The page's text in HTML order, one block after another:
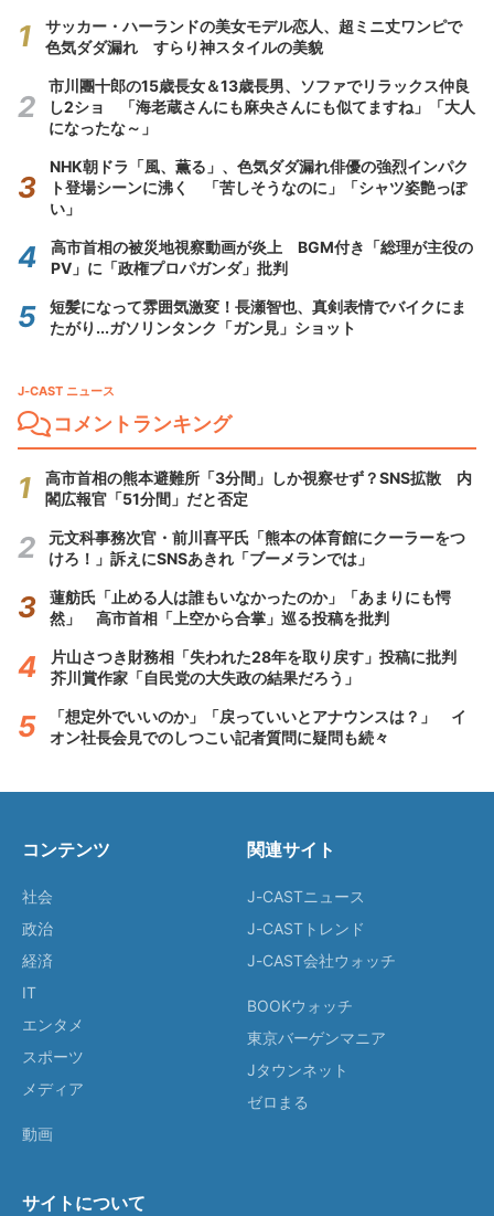
サッカー・ハーランドの美女モデル恋人、超ミニ丈ワンピで
色気ダダ漏れ すらり神スタイルの美貌
市川團十郎の15歳長女＆13歳長男、ソファでリラックス仲良
し2ショ 「海老蔵さんにも麻央さんにも似てますね」「大人
になったな～」
NHK朝ドラ「風、薫る」、色気ダダ漏れ俳優の強烈インパク
ト登場シーンに沸く 「苦しそうなのに」「シャツ姿艶っぽ
い」
高市首相の被災地視察動画が炎上 BGM付き「総理が主役の
PV」に「政権プロパガンダ」批判
短髪になって雰囲気激変！長瀬智也、真剣表情でバイクにま
たがり...ガソリンタンク「ガン見」ショット
J-CAST ニュース
コメントランキング
高市首相の熊本避難所「3分間」しか視察せず？SNS拡散 内
閣広報官「51分間」だと否定
元文科事務次官・前川喜平氏「熊本の体育館にクーラーをつ
けろ！」訴えにSNSあきれ「ブーメランでは」
蓮舫氏「止める人は誰もいなかったのか」「あまりにも愕
然」 高市首相「上空から合掌」巡る投稿を批判
片山さつき財務相「失われた28年を取り戻す」投稿に批判
芥川賞作家「自民党の大失政の結果だろう」
「想定外でいいのか」「戻っていいとアナウンスは？」 イ
オン社長会見でのしつこい記者質問に疑問も続々
コンテンツ
社会
政治
経済
IT
エンタメ
スポーツ
メディア
動画
関連サイト
J-CASTニュース
J-CASTトレンド
J-CAST会社ウォッチ
BOOKウォッチ
東京バーゲンマニア
Jタウンネット
ゼロまる
サイトについて